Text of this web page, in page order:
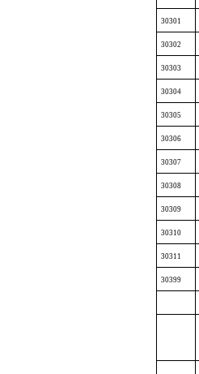
30301
30302
30303
30304
30305
30306
30307
30308
30309
30310
30311
30399